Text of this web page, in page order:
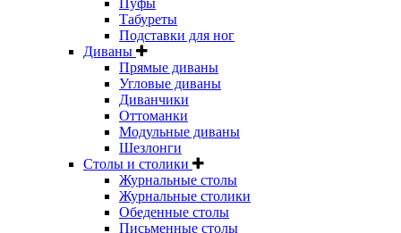
Пуфы
Табуреты
Подставки для ног
Диваны
Прямые диваны
Угловые диваны
Диванчики
Оттоманки
Модульные диваны
Шезлонги
Столы и столики
Журнальные столы
Журнальные столики
Обеденные столы
Письменные столы